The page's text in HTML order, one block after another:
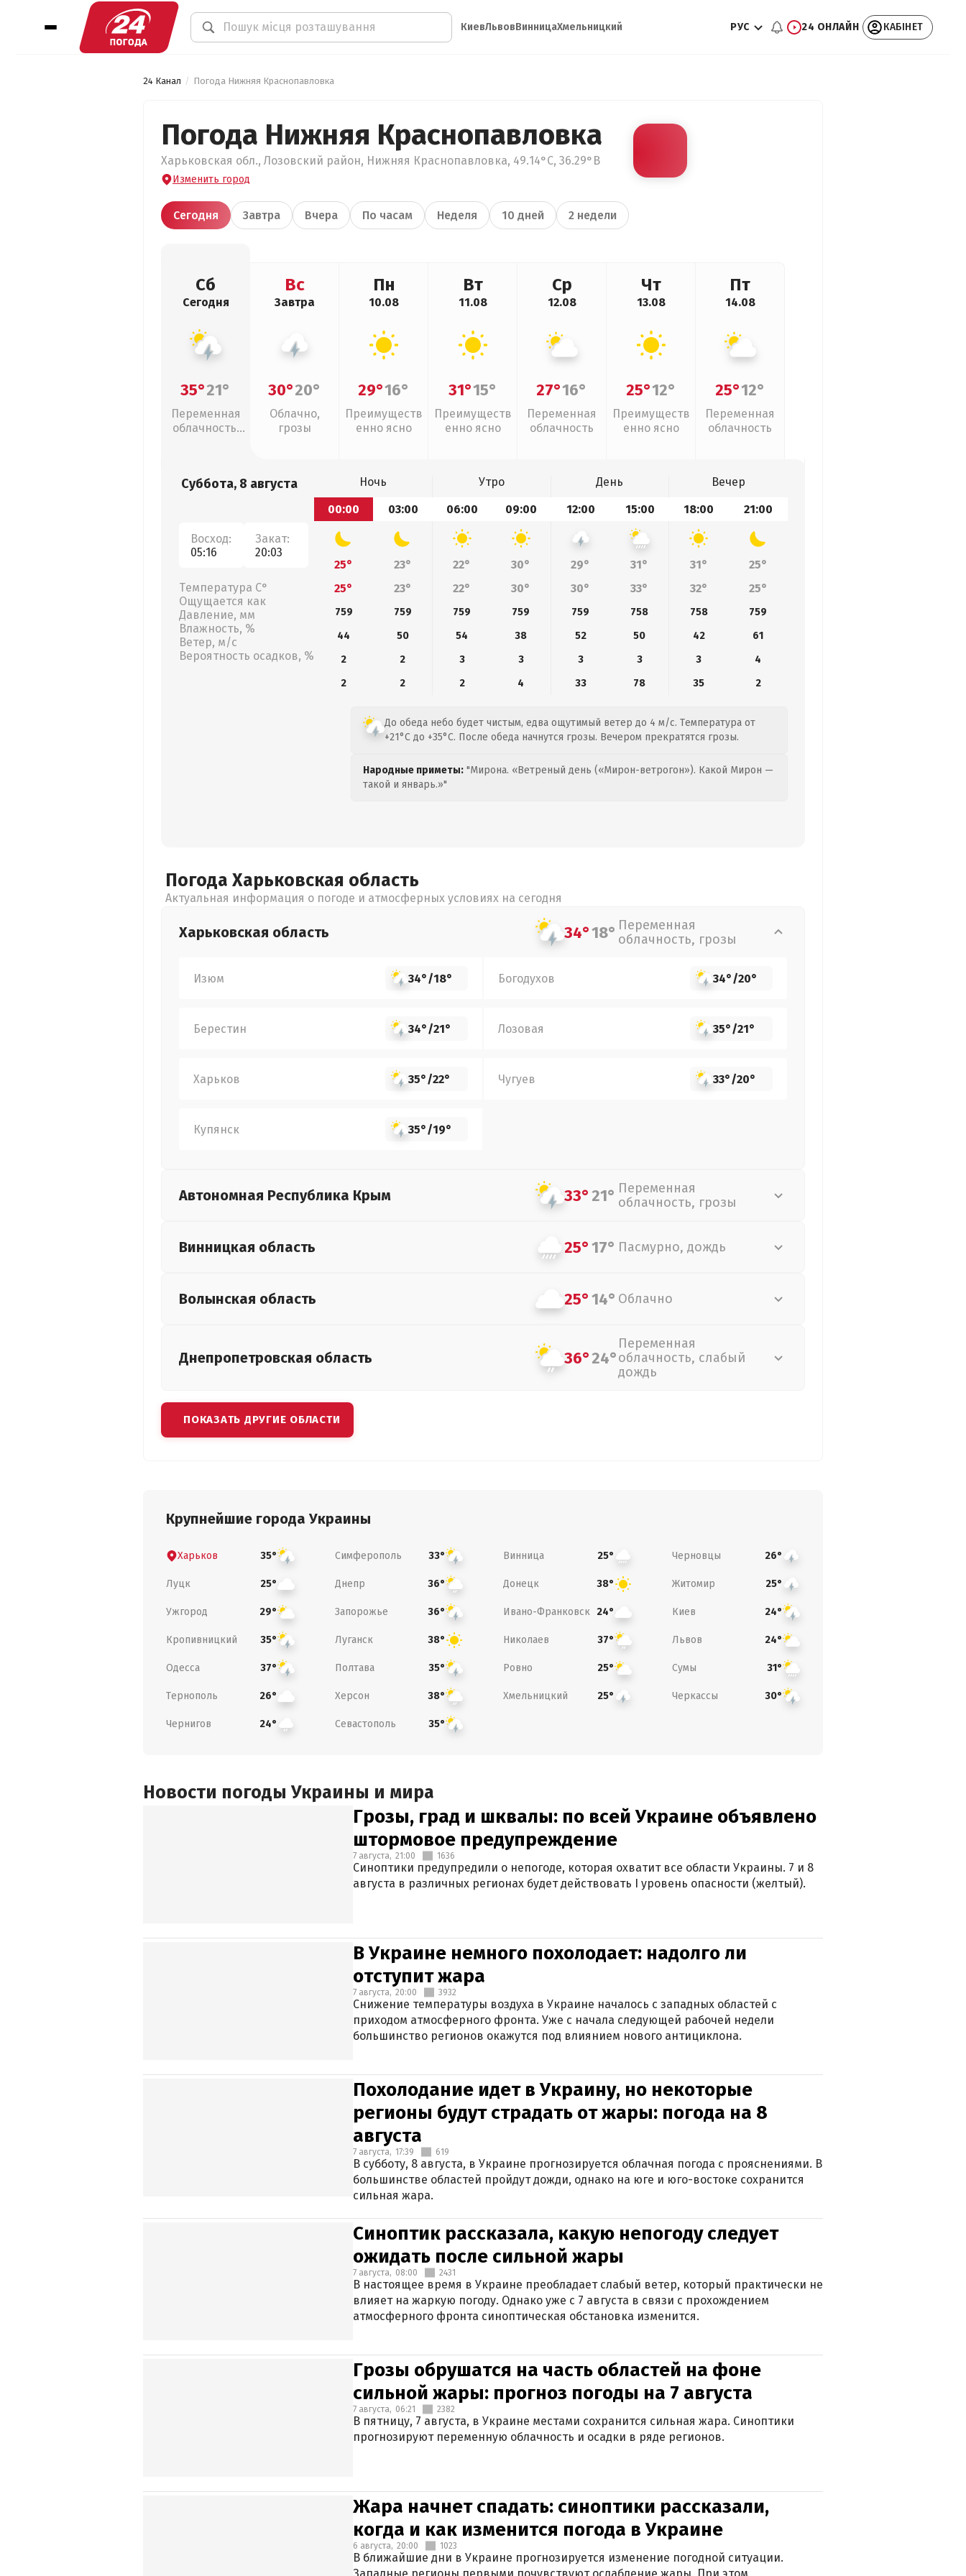
КиевЛьвовВинницаХмельницкий РУС 24 ОНЛАЙН КАБІНЕТ
24 Канал Погода Нижняя Краснопавловка
Погода Нижняя Краснопавловка
Харьковская обл., Лозовский район, Нижняя Краснопавловка, 49.14°С, 36.29°В
Изменить город
Сегодня Завтра Вчера По часам Неделя 10 дней 2 недели
Сб
Сегодня
35°21°
Переменная
облачность,
Вс
Завтра
30°20°
Облачно,
грозы
Пн
10.08
29°16°
Преимуществ
енно ясно
Вт
11.08
31°15°
Преимуществ
енно ясно
Ср
12.08
27°16°
Переменная
облачность
Чт
13.08
25°12°
Преимуществ
енно ясно
Пт
14.08
25°12°
Переменная
облачность
Суббота, 8 августа
Восход:
05:16
Закат:
20:03
Температура С°
Ощущается как
Давление, мм
Влажность, %
Ветер, м/с
Вероятность осадков, %
Ночь Утро День
Вечер
00:00
03:00 06:00 09:00 12:00 15:00 18:00 21:00
25° 23° 22° 30° 29° 31° 31°
25°
25°
23° 22° 30° 30° 33° 32° 25°
759 759 759 759 759 758 758
759
44
50 54 38 52 50 42
61
2
2 3 3 3 3 3
4
2
2 2 4 33 78 35 2
До обеда небо будет чистым, едва ощутимый ветер до 4 м/с. Температура от
+21°C до +35°C. После обеда начнутся грозы. Вечером прекратятся грозы.
Народные приметы: "Мирона. «Ветреный день («Мирон-ветрогон»). Какой Мирон —
такой и январь.»"
Погода Харьковская область
Актуальная информация о погоде и атмосферных условиях на сегодня
Харьковская область 34°18° Переменная
облачность, грозы
Изюм 34°/18° Богодухов 34°/20°
Берестин 34°/21° Лозовая 35°/21°
Харьков 35°/22° Чугуев 33°/20°
Купянск 35°/19°
Автономная Республика Крым 33°21° Переменная
облачность, грозы
Винницкая область 25°17° Пасмурно, дождь
Волынская область 25°14° Облачно
Днепропетровская область 36°24°
Переменная
облачность, слабый
дождь
ПОКАЗАТЬ ДРУГИЕ ОБЛАСТИ
Крупнейшие города Украины
Харьков 35° Симферополь 33° Винница 25° Черновцы 26°
Луцк 25° Днепр 36° Донецк 38° Житомир 25°
Ужгород 29° Запорожье 36° Ивано-Франковск 24° Киев 24°
Кропивницкий 35° Луганск 38° Николаев 37° Львов 24°
Одесса 37° Полтава 35° Ровно 25° Сумы 31°
Тернополь 26° Херсон 38° Хмельницкий 25° Черкассы 30°
Чернигов 24° Севастополь 35°
Новости погоды Украины и мира
Грозы, град и шквалы: по всей Украине объявлено
штормовое предупреждение
7 августа, 21:00 1636
Синоптики предупредили о непогоде, которая охватит все области Украины. 7 и 8
августа в различных регионах будет действовать I уровень опасности (желтый).
В Украине немного похолодает: надолго ли
отступит жара
7 августа, 20:00 3932
Снижение температуры воздуха в Украине началось с западных областей с
приходом атмосферного фронта. Уже с начала следующей рабочей недели
большинство регионов окажутся под влиянием нового антициклона.
Похолодание идет в Украину, но некоторые
регионы будут страдать от жары: погода на 8
августа
7 августа, 17:39 619
В субботу, 8 августа, в Украине прогнозируется облачная погода с прояснениями. В
большинстве областей пройдут дожди, однако на юге и юго-востоке сохранится
сильная жара.
Синоптик рассказала, какую непогоду следует
ожидать после сильной жары
7 августа, 08:00 2431
В настоящее время в Украине преобладает слабый ветер, который практически не
влияет на жаркую погоду. Однако уже с 7 августа в связи с прохождением
атмосферного фронта синоптическая обстановка изменится.
Грозы обрушатся на часть областей на фоне
сильной жары: прогноз погоды на 7 августа
7 августа, 06:21 2382
В пятницу, 7 августа, в Украине местами сохранится сильная жара. Синоптики
прогнозируют переменную облачность и осадки в ряде регионов.
Жара начнет спадать: синоптики рассказали,
когда и как изменится погода в Украине
6 августа, 20:00 1023
В ближайшие дни в Украине прогнозируется изменение погодной ситуации.